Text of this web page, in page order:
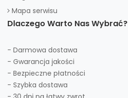
Mapa serwisu
Dlaczego Warto Nas Wybrać?
- Darmowa dostawa
- Gwarancja jakości
- Bezpieczne płatności
- Szybka dostawa